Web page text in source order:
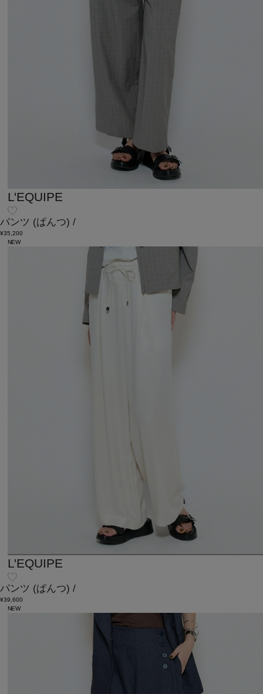
L'EQUIPE
パンツ (ぱんつ) /
¥35,200
NEW
L'EQUIPE
パンツ (ぱんつ) /
¥39,600
NEW